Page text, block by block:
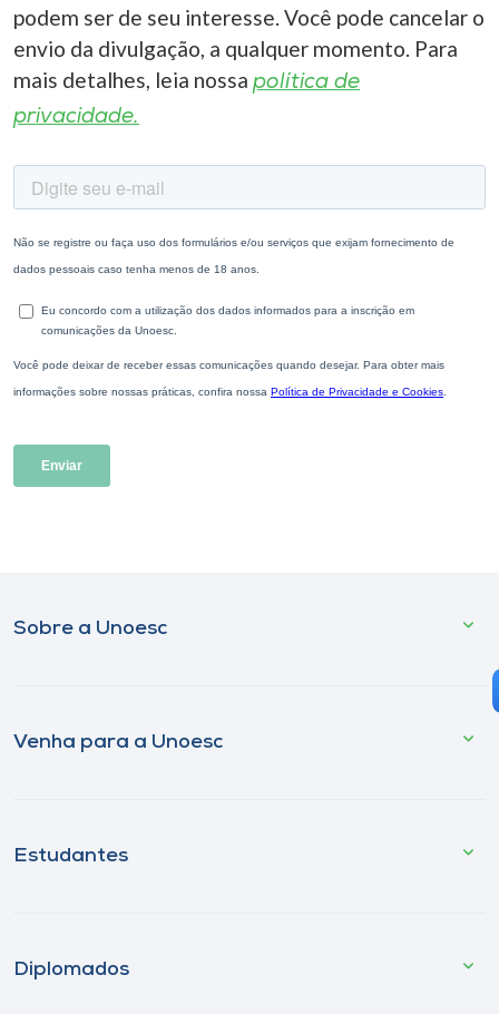
podem ser de seu interesse. Você pode cancelar o
envio da divulgação, a qualquer momento. Para
mais detalhes, leia nossa política de
privacidade.
Sobre a Unoesc
Venha para a Unoesc
Estudantes
Diplomados